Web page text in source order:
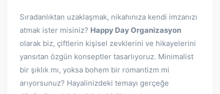
Sıradanlıktan uzaklaşmak, nikahınıza kendi imzanızı
atmak ister misiniz? Happy Day Organizasyon
olarak biz, çiftlerin kişisel zevklerini ve hikayelerini
yansıtan özgün konseptler tasarlıyoruz. Minimalist
bir şıklık mı, yoksa bohem bir romantizm mi
arıyorsunuz? Hayalinizdeki temayı gerçeğe